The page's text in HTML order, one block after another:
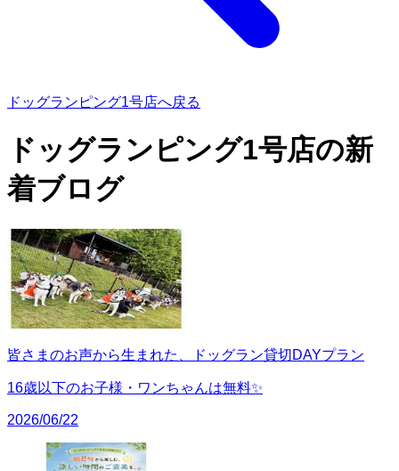
ドッグランピング1号店へ戻る
ドッグランピング1号店の新
着ブログ
皆さまのお声から生まれた、ドッグラン貸切DAYプラン
16歳以下のお子様・ワンちゃんは無料✨
2026/06/22